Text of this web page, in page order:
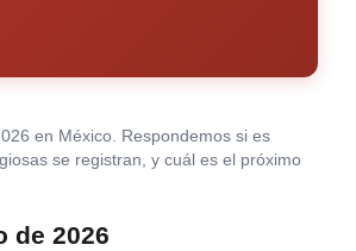
en México. Respondemos si es
se registran, y cuál es el próximo
de 2026